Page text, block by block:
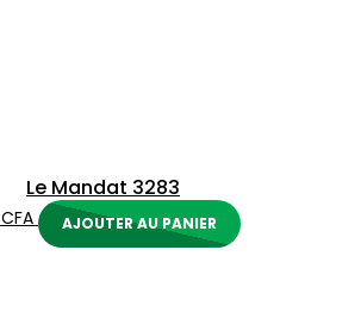
Le Mandat 3283
CFA AJOUTER AU PANIER